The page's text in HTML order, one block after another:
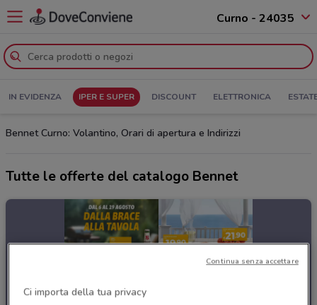
Curno - 24035
IN EVIDENZA IPER E SUPER DISCOUNT ELETTRONICA
Bennet Curno: Volantino, Orari di apertura e Indirizzi
Tutte le offerte del catalogo Bennet
Ci importa della tua privacy
Continua senza accettare